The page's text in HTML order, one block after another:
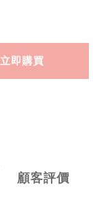
立即購買
顧客評價